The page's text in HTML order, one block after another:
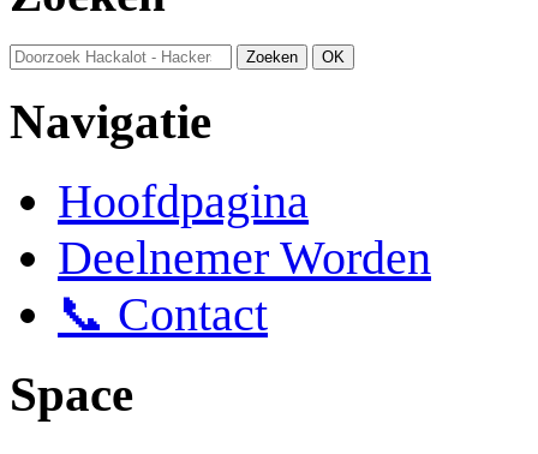
Navigatie
Hoofdpagina
Deelnemer Worden
📞 Contact
Space